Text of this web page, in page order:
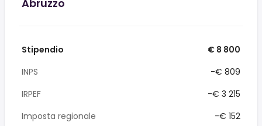
Abruzzo
Stipendio
€ 8 800
INPS
-€ 809
IRPEF
-€ 3 215
Imposta regionale
-€ 152